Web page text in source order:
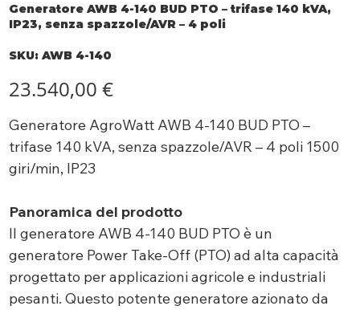
Generatore AWB 4-140 BUD PTO – trifase 140 kVA,
IP23, senza spazzole/AVR – 4 poli
SKU: SKU
AWB
AWB 4-140
23.540,00 €
Generatore AgroWatt AWB 4-140 BUD PTO –
trifase 140 kVA, senza spazzole/AVR – 4 poli 1500
giri/min, IP23
Panoramica del prodotto
Il generatore AWB 4-140 BUD PTO è un
generatore Power Take-Off (PTO) ad alta capacità
progettato per applicazioni agricole e industriali
pesanti. Questo potente generatore azionato da